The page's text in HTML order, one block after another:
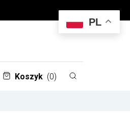
Koszyk (0)
PL